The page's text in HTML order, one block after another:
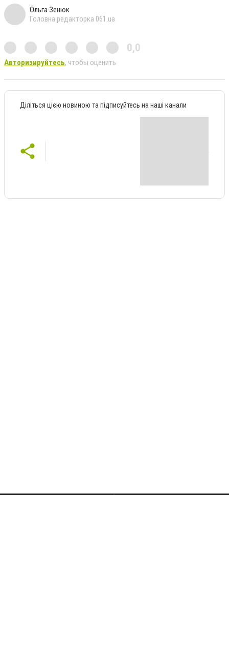
Ольга Зенюк
Головна редакторка 061.ua
0,0
Авторизируйтесь, чтобы оценить
Діліться цією новиною та підписуйтесь на наші канали